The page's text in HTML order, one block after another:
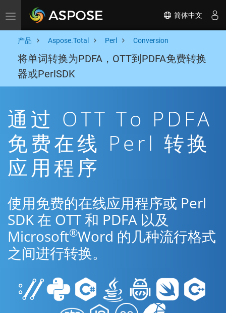
Toggle navigation 简体中文
产品 Aspose.Total Perl Conversion
将单词转换为PDFA，OTT到PDFA免费转换
器或PerlSDK
通过 OTT To PDFA
免费在线 Perl 转换
应用程序
使用免费的在线应用程序或 Perl
SDK 在 OTT 和 PDFA 以及
Microsoft®Word 的几种流行格式
之间进行转换。